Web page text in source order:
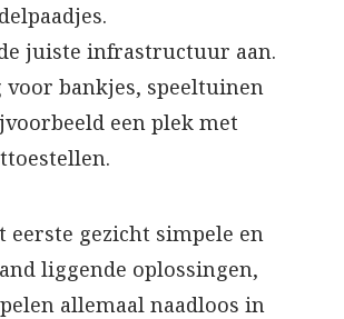
juiste infrastructuur aan.
voor bankjes, speeltuinen
een plek met
eerste gezicht simpele en
liggende oplossingen,
allemaal naadloos in